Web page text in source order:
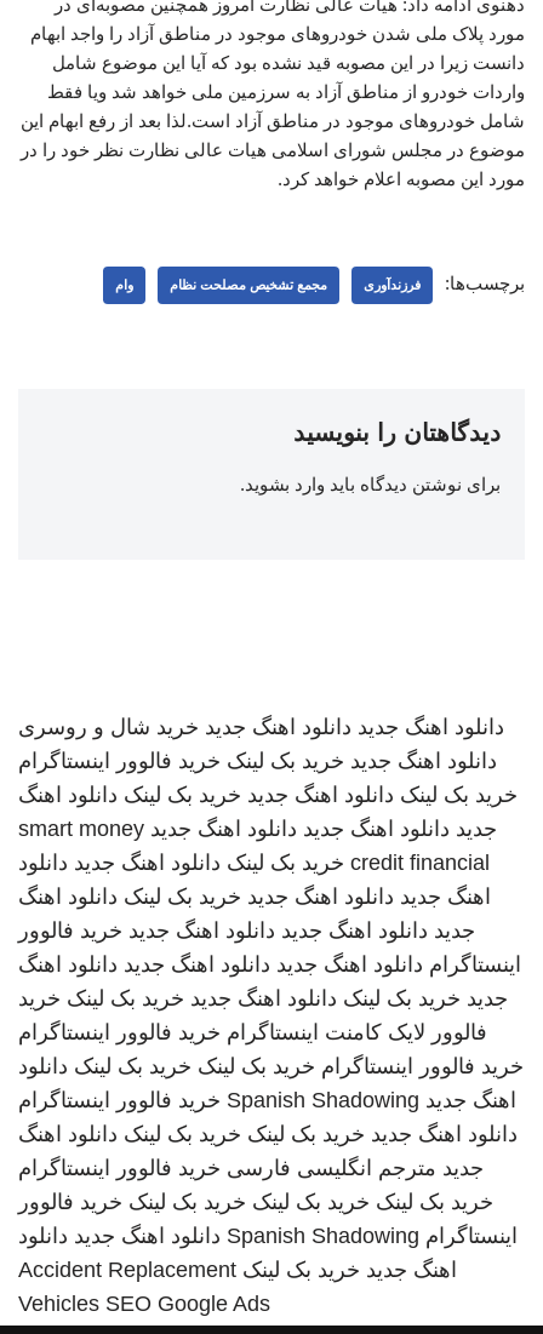
دهنوی ادامه داد: هیات عالی نظارت امروز همچنین مصوبه‌ای در
مورد پلاک ملی شدن خودروهای موجود در مناطق آزاد را واجد ابهام
دانست زیرا در این مصوبه قید نشده بود که آیا این موضوع شامل
واردات خودرو از مناطق آزاد به سرزمین ملی خواهد شد ویا فقط
شامل خودروهای موجود در مناطق آزاد است.لذا بعد از رفع ابهام این
موضوع در مجلس شورای اسلامی هیات عالی نظارت نظر خود را در
مورد این مصوبه اعلام خواهد کرد.
برچسب‌ها: فرزندآوری مجمع تشخیص مصلحت نظام وام
دیدگاهتان را بنویسید
برای نوشتن دیدگاه باید وارد بشوید.
دانلود اهنگ جدید دانلود اهنگ جدید خرید شال و روسری
دانلود اهنگ جدید خرید بک لینک خرید فالوور اینستاگرام
خرید بک لینک دانلود اهنگ جدید خرید بک لینک دانلود اهنگ
جدید دانلود اهنگ جدید دانلود اهنگ جدید smart money
credit financial خرید بک لینک دانلود اهنگ جدید دانلود
اهنگ جدید دانلود اهنگ جدید خرید بک لینک دانلود اهنگ
جدید دانلود اهنگ جدید دانلود اهنگ جدید خرید فالوور
اینستاگرام دانلود اهنگ جدید دانلود اهنگ جدید دانلود اهنگ
جدید خرید بک لینک دانلود اهنگ جدید خرید بک لینک خرید
فالوور لایک کامنت اینستاگرام خرید فالوور اینستاگرام
خرید فالوور اینستاگرام خرید بک لینک خرید بک لینک دانلود
اهنگ جدید Spanish Shadowing خرید فالوور اینستاگرام
دانلود اهنگ جدید خرید بک لینک خرید بک لینک دانلود اهنگ
جدید مترجم انگلیسی فارسی خرید فالوور اینستاگرام
خرید بک لینک خرید بک لینک خرید بک لینک خرید فالوور
اینستاگرام Spanish Shadowing دانلود اهنگ جدید دانلود
اهنگ جدید خرید بک لینک Accident Replacement
Vehicles SEO Google Ads